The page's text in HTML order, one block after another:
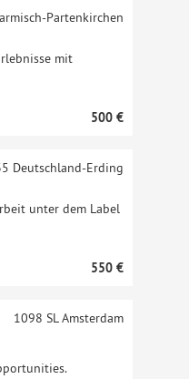
mit
Partenkirchen
500 €
unter dem Label
Deutschland-Erding
550 €
1098 SLAmsterdam